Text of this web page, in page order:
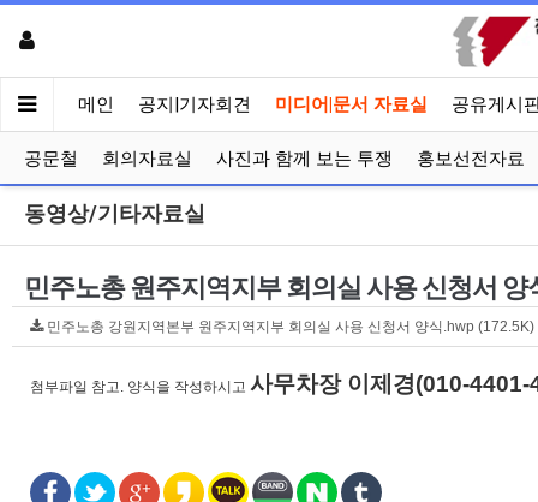
메인 공지|기자회견 미디어|문서 자료실 공유게시
공문철 회의자료실 사진과 함께 보는 투쟁 홍보선전자료
동영상/기타자료실
민주노총 원주지역지부 회의실 사용 신청서 양
민주노총 강원지역본부 원주지역지부 회의실 사용 신청서 양식.hwp
첨부파일 참고. 양식을 작성하시고 사무차장 이제경(010-4401-